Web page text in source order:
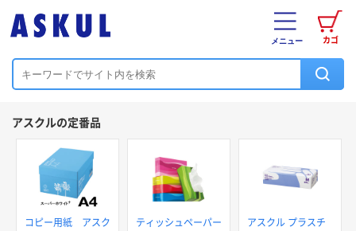
カゴ
メニュー
アスクルの定番品
コピー用紙 アスク
ティッシュペーパー
アスクル プラスチ